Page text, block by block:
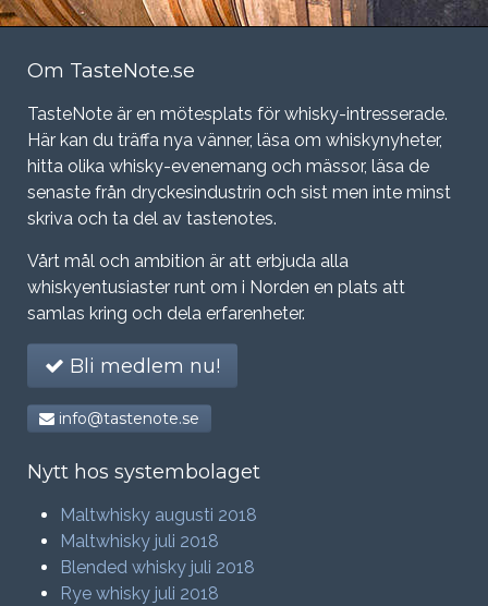
Om TasteNote.se
TasteNote är en mötesplats för whisky-intresserade.
Här kan du träffa nya vänner, läsa om whiskynyheter,
hitta olika whisky-evenemang och mässor, läsa de
senaste från dryckesindustrin och sist men inte minst
skriva och ta del av tastenotes.
Vårt mål och ambition är att erbjuda alla
whiskyentusiaster runt om i Norden en plats att
samlas kring och dela erfarenheter.
Bli medlem nu!
info@tastenote.se
Nytt hos systembolaget
Maltwhisky augusti 2018
Maltwhisky juli 2018
Blended whisky juli 2018
Rye whisky juli 2018